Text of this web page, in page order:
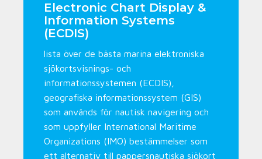
Electronic Chart Display &
Information Systems
(ECDIS)
lista över de bästa marina elektroniska
sjökortsvisnings- och
informationssystemen (ECDIS),
geografiska informationssystem (GIS)
som används för nautisk navigering och
som uppfyller International Maritime
Organizations (IMO) bestämmelser som
ett alternativ till pappersnautiska sjökort